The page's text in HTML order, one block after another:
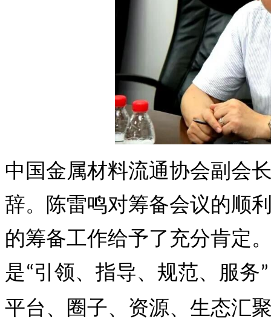
中国金属材料流通协会副会
辞。陈雷鸣对筹备会议的顺
的筹备工作给予了充分肯定
是“引领、指导、规范、服务”
平台、圈子、资源、生态汇